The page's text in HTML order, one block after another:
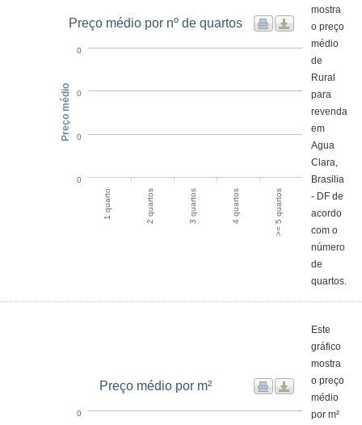
Preço médio por nº de quartos
1 quarto 2 quartos 3 quartos 4 quartos >= 5 quartos
0
0
0
0
Preço médio
mostra
o preço
médio
de
Rural
para
revenda
em
Agua
Clara,
Brasilia
- DF de
acordo
com o
número
de
quartos.
Preço médio por m²
0
Este
gráfico
mostra
o preço
médio
por m²